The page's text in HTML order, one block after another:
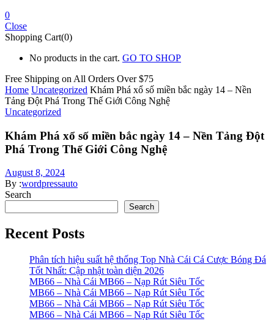
0
Close
Shopping Cart(0)
No products in the cart. GO TO SHOP
Free Shipping on All Orders Over $75
Home Uncategorized Khám Phá xổ số miền bắc ngày 14 – Nền
Tảng Đột Phá Trong Thế Giới Công Nghệ
Uncategorized
Khám Phá xổ số miền bắc ngày 14 – Nền Tảng Đột
Phá Trong Thế Giới Công Nghệ
August 8, 2024
By :wordpressauto
Search
Search
Recent Posts
Phân tích hiệu suất hệ thống Top Nhà Cái Cá Cược Bóng Đá
Tốt Nhất: Cập nhật toàn diện 2026
MB66 – Nhà Cái MB66 – Nạp Rút Siêu Tốc
MB66 – Nhà Cái MB66 – Nạp Rút Siêu Tốc
MB66 – Nhà Cái MB66 – Nạp Rút Siêu Tốc
MB66 – Nhà Cái MB66 – Nạp Rút Siêu Tốc